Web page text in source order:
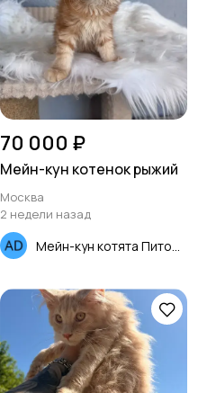
70 000 ₽
Мейн-кун котенок рыжий
Москва
2 недели назад